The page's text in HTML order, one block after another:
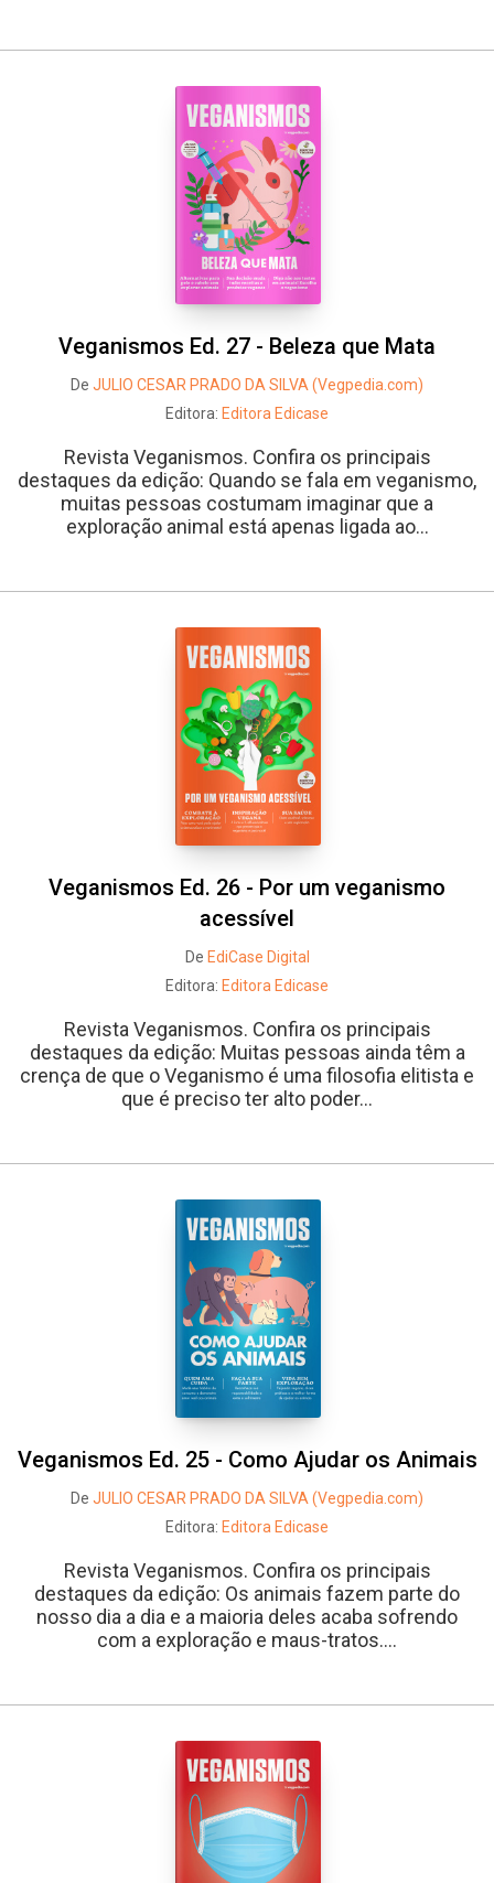
Veganismos Ed. 27 - Beleza que Mata
De JULIO CESAR PRADO DA SILVA (Vegpedia.com)
Editora: Editora Edicase
Revista Veganismos. Confira os principais
destaques da edição: Quando se fala em veganismo,
muitas pessoas costumam imaginar que a
exploração animal está apenas ligada ao...
Veganismos Ed. 26 - Por um veganismo
acessível
De EdiCase Digital
Editora: Editora Edicase
Revista Veganismos. Confira os principais
destaques da edição: Muitas pessoas ainda têm a
crença de que o Veganismo é uma filosofia elitista e
que é preciso ter alto poder...
Veganismos Ed. 25 - Como Ajudar os Animais
De JULIO CESAR PRADO DA SILVA (Vegpedia.com)
Editora: Editora Edicase
Revista Veganismos. Confira os principais
destaques da edição: Os animais fazem parte do
nosso dia a dia e a maioria deles acaba sofrendo
com a exploração e maus-tratos....
Facebook Twitter